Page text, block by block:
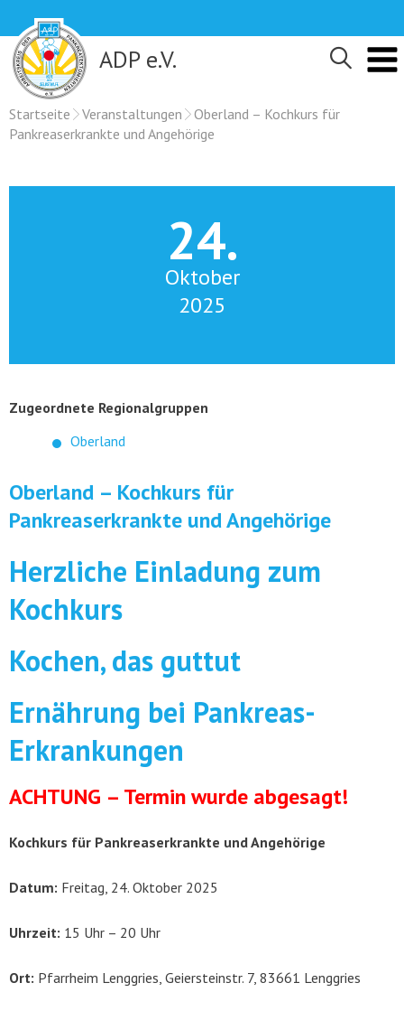
content
ADP e.V.
Startseite Veranstaltungen
Oberland – Kochkurs für
Pankreaserkrankte und Angehörige
24.
Oktober
2025
Zugeordnete Regionalgruppen
Oberland
Oberland – Kochkurs für
Pankreaserkrankte und Angehörige
Herzliche Einladung zum
Kochkurs
Kochen, das guttut
Ernährung bei Pankreas-
Erkrankungen
ACHTUNG – Termin wurde abgesagt!
Kochkurs für Pankreaserkrankte und Angehörige
Datum: Freitag, 24. Oktober 2025
Uhrzeit: 15 Uhr – 20 Uhr
Ort: Pfarrheim Lenggries, Geiersteinstr. 7, 83661 Lenggries